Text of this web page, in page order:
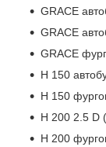
GRACE
GRACE
GRACE
H 150
H 150
H 200 2.5 D
H 200